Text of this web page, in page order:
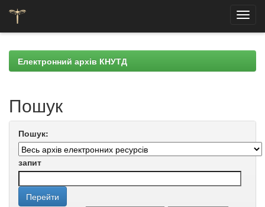
navigationЕлектронний архів КНУТД
Пошук
Пошук:
запит